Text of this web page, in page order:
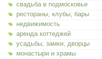
свадьба в подмосковье
рестораны, клубы, бары
недвижимость
аренда коттеджей
усадьбы, замки, дворцы
монастыри и храмы